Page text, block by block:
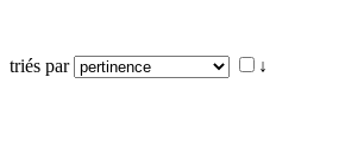
triés par ↓